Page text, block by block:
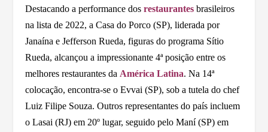
Destacando a performance dosrestaurantes brasileiros
na lista de 2022, a Casa do Porco (SP), liderada por
Janaína e Jefferson Rueda, figuras do programa Sítio
Rueda, alcançou a impressionante 4ª posição entre os
melhores restaurantes da América Latina. Na 14ª
colocação, encontra-se o Evvai (SP), sob a tutela do chef
Luiz Filipe Souza. Outros representantes do país incluem
o Lasai (RJ) em 20º lugar, seguido pelo Maní (SP) em